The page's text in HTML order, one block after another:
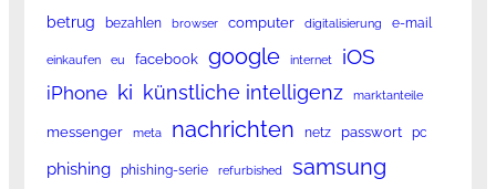
betrug bezahlen browser computer digitalisierung e-mail
einkaufen eu facebook google internet iOS
iPhone ki künstliche intelligenz marktanteile
messenger meta nachrichten netz passwort pc
phishing phishing-serie refurbished samsung